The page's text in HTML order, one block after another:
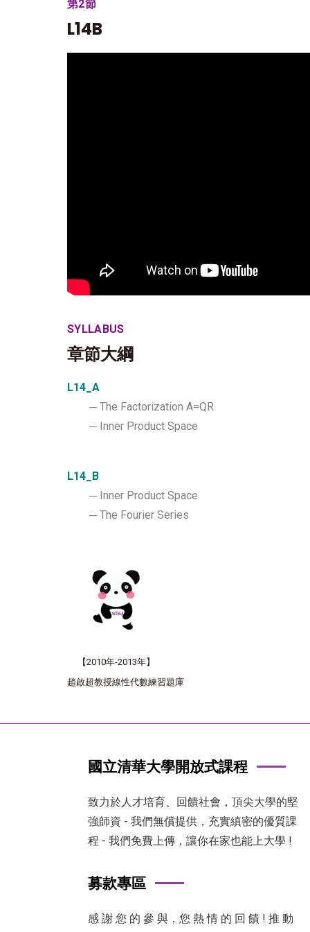
第2節
L14B
SYLLABUS
章節大綱
L14_A
─ The Factorization A=QR
─ Inner Product Space
L14_B
─ Inner Product Space
─ The Fourier Series
【2010年-2013年】
趙啟超教授線性代數練習題庫
國立清華大學開放式課程
致力於人才培育、回饋社會，頂尖大學的堅
強師資 - 我們無償提供，充實縝密的優質課
程 - 我們免費上傳，讓你在家也能上大學 !
募款專區
感 謝 您 的 參 與，您 熱 情 的 回 饋 ! 推 動